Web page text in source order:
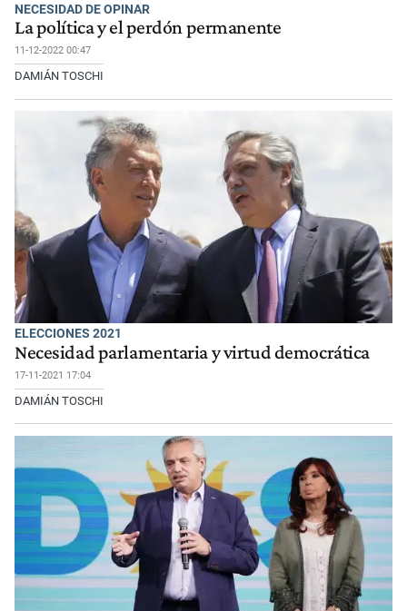
NECESIDAD DE OPINAR
La política y el perdón permanente
11-12-2022 00:47
DAMIÁN TOSCHI
ELECCIONES 2021
Necesidad parlamentaria y virtud democrática
17-11-2021 17:04
DAMIÁN TOSCHI